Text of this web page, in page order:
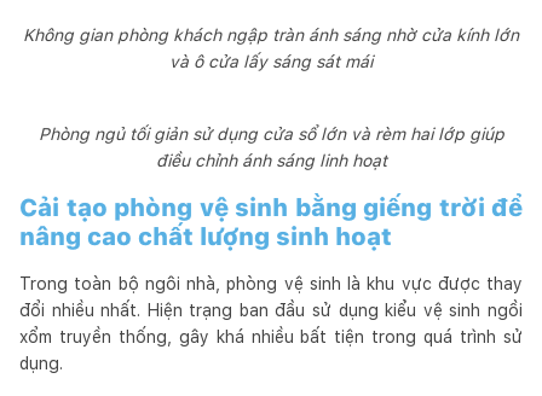
Không gian phòng khách ngập tràn ánh sáng nhờ cửa kính lớn
và ô cửa lấy sáng sát mái
Phòng ngủ tối giản sử dụng cửa sổ lớn và rèm hai lớp giúp
điều chỉnh ánh sáng linh hoạt
Cải tạo phòng vệ sinh bằng giếng trời để
nâng cao chất lượng sinh hoạt
Trong toàn bộ ngôi nhà, phòng vệ sinh là khu vực được thay
đổi nhiều nhất. Hiện trạng ban đầu sử dụng kiểu vệ sinh ngồi
xổm truyền thống, gây khá nhiều bất tiện trong quá trình sử
dụng.